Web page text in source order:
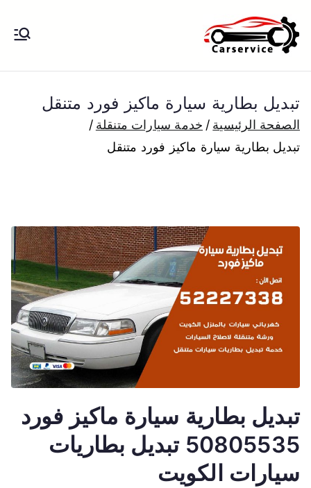
إلى
المحتوى
الكويت
بنشر متنقل الكويت كهرباء وبنشر تبديل
بارخص الاسعار
تبديل بطارية سيارة ماكيز فورد متنقل
الصفحة الرئيسية
خدمة سيارات متنقلة
تبديل بطارية سيارة ماكيز فورد متنقل
تبديل بطارية سيارة ماكيز فورد
50805535 تبديل بطاريات
سيارات الكويت